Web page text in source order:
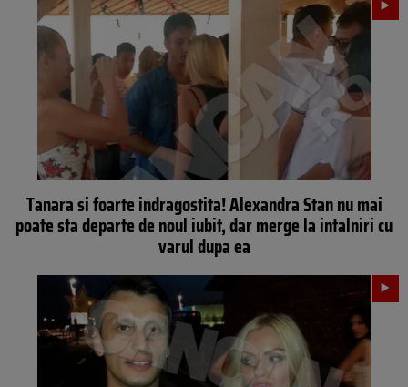
Tanara si foarte indragostita! Alexandra Stan nu mai
poate sta departe de noul iubit, dar merge la intalniri cu
varul dupa ea